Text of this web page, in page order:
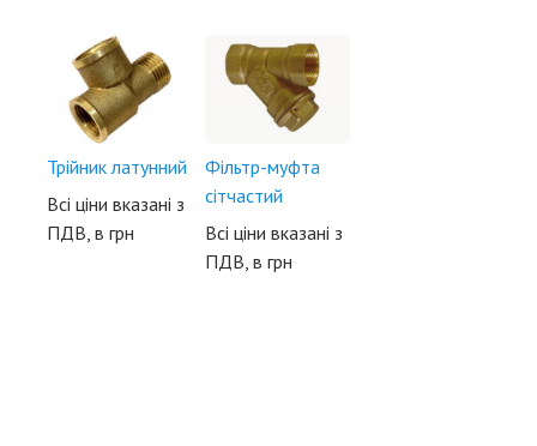
Трійник латунний
Всі ціни вказані з
ПДВ, в грн
Фільтр-муфта
сітчастий
Всі ціни вказані з
ПДВ, в грн